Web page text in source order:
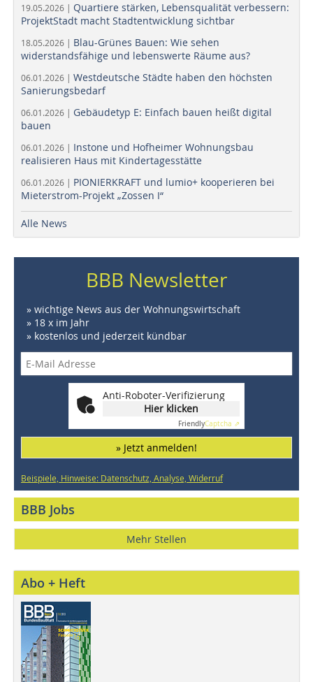
19.05.2026 | Quartiere stärken, Lebensqualität verbessern:
ProjektStadt macht Stadtentwicklung sichtbar
18.05.2026 | Blau-Grünes Bauen: Wie sehen
widerstandsfähige und lebenswerte Räume aus?
06.01.2026 | Westdeutsche Städte haben den höchsten
Sanierungsbedarf
06.01.2026 | Gebäudetyp E: Einfach bauen heißt digital
bauen
06.01.2026 | Instone und Hofheimer Wohnungsbau
realisieren Haus mit Kindertagesstätte
06.01.2026 | PIONIERKRAFT und lumio+ kooperieren bei
Mieterstrom-Projekt „Zossen I“
Alle News
BBB Newsletter
» wichtige News aus der Wohnungswirtschaft
» 18 x im Jahr
» kostenlos und jederzeit kündbar
Anti-Roboter-Verifizierung
Hier klicken
FriendlyCaptcha ⇗
» Jetzt anmelden!
Beispiele, Hinweise: Datenschutz, Analyse, Widerruf
BBB Jobs
Mehr Stellen
Abo + Heft